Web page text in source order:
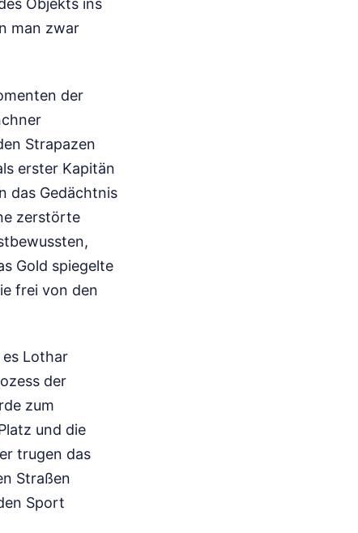
Objekts ins
man zwar
der
Strapazen
erster Kapitän
das Gedächtnis
zerstörte
Gold spiegelte
frei von den
Lothar
der
zum
und die
trugen das
Straßen
Sport